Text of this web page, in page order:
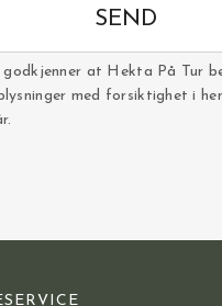
SEND
godkjenner at Hekta På Tur
med forsiktighet i